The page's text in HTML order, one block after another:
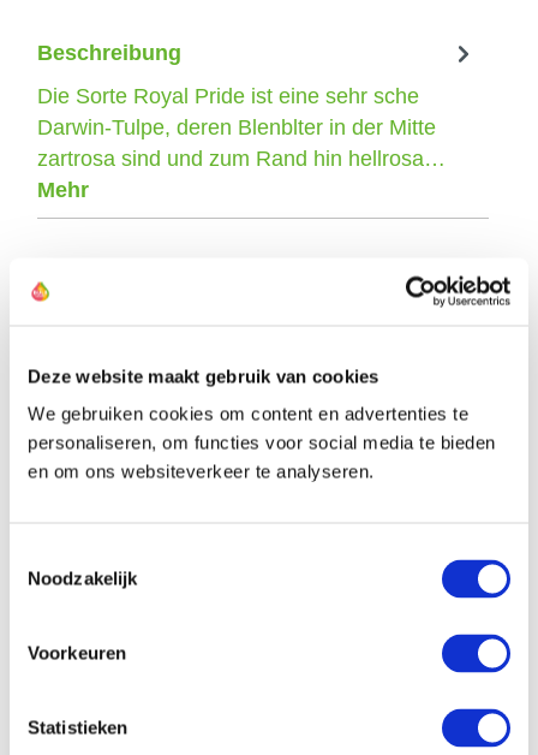
Deze website maakt gebruik van cookies
We gebruiken cookies om content en advertenties te
personaliseren, om functies voor social media te bieden
en om ons websiteverkeer te analyseren.
Noodzakelijk
Voorkeuren
Statistieken
Beschreibung
Die Sorte Royal Pride ist eine sehr sche
Darwin-Tulpe, deren Blenblter in der Mitte
zartrosa sind und zum Rand hin hellrosa…
Mehr